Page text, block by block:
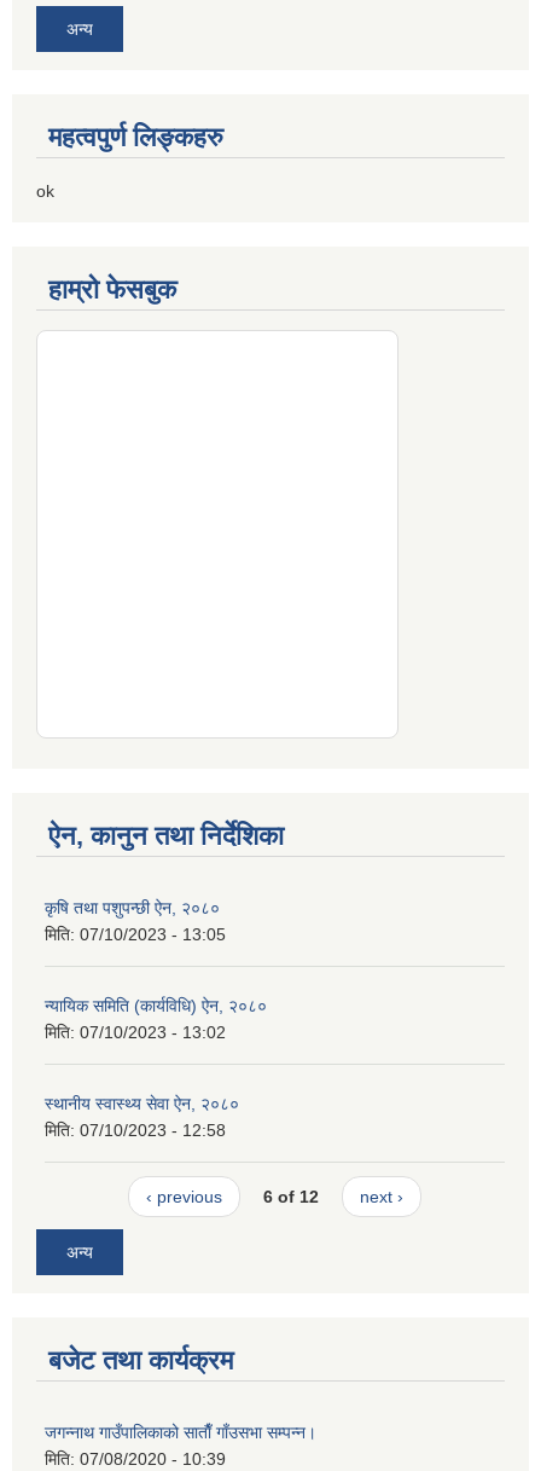
अन्य
महत्वपुर्ण लिङ्कहरु
ok
हाम्रो फेसबुक
ऐन, कानुन तथा निर्देशिका
कृषि तथा पशुपन्छी ऐन, २०८०
मिति: 07/10/2023 - 13:05
न्यायिक समिति (कार्यविधि) ऐन, २०८०
मिति: 07/10/2023 - 13:02
स्थानीय स्वास्थ्य सेवा ऐन, २०८०
मिति: 07/10/2023 - 12:58
‹ previous 6 of 12 next ›
अन्य
बजेट तथा कार्यक्रम
जगन्नाथ गाउँपालिकाको साताैँ गाँउसभा सम्पन्न।
मिति: 07/08/2020 - 10:39